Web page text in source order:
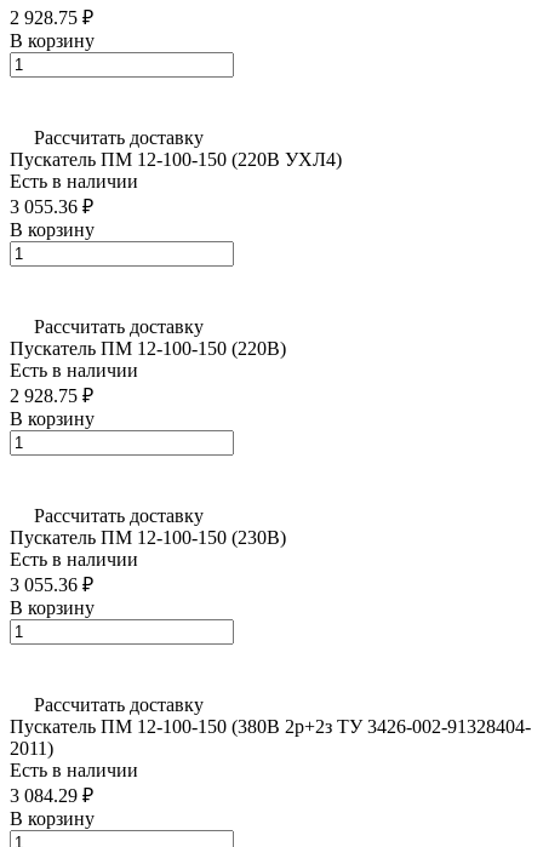
2 928.75 ₽
В корзину
Рассчитать доставку
Пускатель ПМ 12-100-150 (220В УХЛ4)
Есть в наличии
3 055.36 ₽
В корзину
Рассчитать доставку
Пускатель ПМ 12-100-150 (220В)
Есть в наличии
2 928.75 ₽
В корзину
Рассчитать доставку
Пускатель ПМ 12-100-150 (230В)
Есть в наличии
3 055.36 ₽
В корзину
Рассчитать доставку
Пускатель ПМ 12-100-150 (380В 2р+2з ТУ 3426-002-91328404-
2011)
Есть в наличии
3 084.29 ₽
В корзину